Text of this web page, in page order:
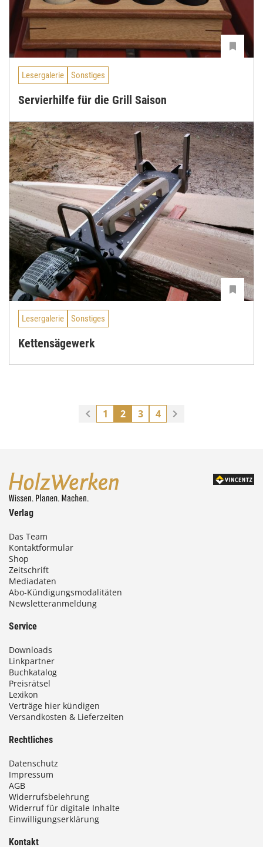
Lesergalerie Sonstiges
Servierhilfe für die Grill Saison
Lesergalerie Sonstiges
Kettensägewerk
1 2 3 4
Verlag
Das Team
Kontaktformular
Shop
Zeitschrift
Mediadaten
Abo-Kündigungsmodalitäten
Newsletteranmeldung
Service
Downloads
Linkpartner
Buchkatalog
Preisrätsel
Lexikon
Verträge hier kündigen
Versandkosten & Lieferzeiten
Rechtliches
Datenschutz
Impressum
AGB
Widerrufsbelehrung
Widerruf für digitale Inhalte
Einwilligungserklärung
Kontakt